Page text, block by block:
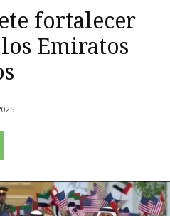
fortalecer
Emiratos